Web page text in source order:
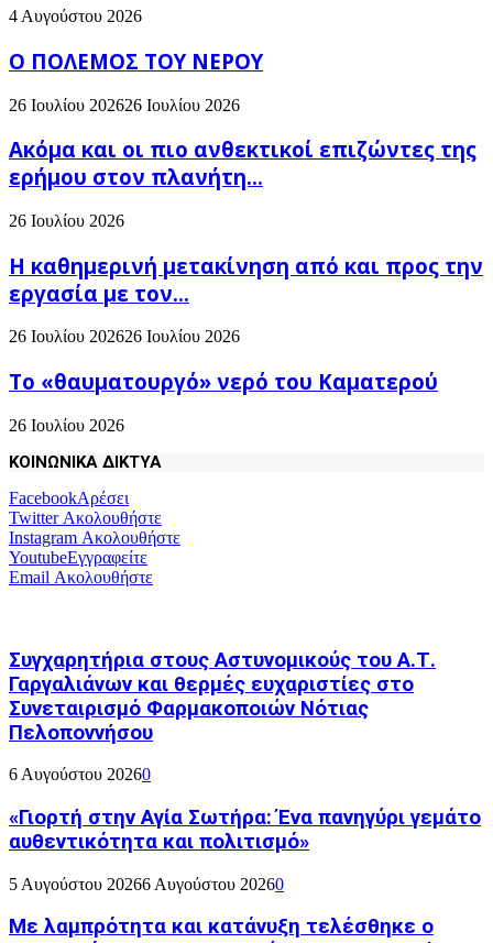
4 Αυγούστου 2026
Ο ΠΟΛΕΜΟΣ ΤΟΥ ΝΕΡΟΥ
26 Ιουλίου 202626 Ιουλίου 2026
Ακόμα και οι πιο ανθεκτικοί επιζώντες της
ερήμου στον πλανήτη...
26 Ιουλίου 2026
H καθημερινή μετακίνηση από και προς την
εργασία με τον...
26 Ιουλίου 202626 Ιουλίου 2026
Το «θαυματουργό» νερό του Καματερού
26 Ιουλίου 2026
ΚΟΙΝΩΝΙΚΑ ΔΙΚΤΥΑ
FacebookΑρέσει
TwitterΑκολουθήστε
Instagram Ακολουθήστε
YoutubeΕγγραφείτε
Email Ακολουθήστε
Συγχαρητήρια στους Αστυνομικούς του Α.Τ.
Γαργαλιάνων και θερμές ευχαριστίες στο
Συνεταιρισμό Φαρμακοποιών Νότιας
Πελοποννήσου
6 Αυγούστου 20260
«Γιορτή στην Αγία Σωτήρα: Ένα πανηγύρι γεμάτο
αυθεντικότητα και πολιτισμό»
5 Αυγούστου 20266 Αυγούστου 20260
Με λαμπρότητα και κατάνυξη τελέσθηκε ο